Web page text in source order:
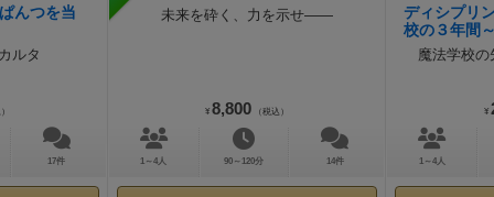
んつを当
ルタ
17件
未来を砕く、力を示せ――
¥ 8,800 （税込）
1～4人 90～120分 14件
ディシプリ
校の３年間
魔法学校の
¥
1～4人